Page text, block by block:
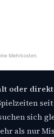
Mehrkosten.
oder
seit
sich
als nur